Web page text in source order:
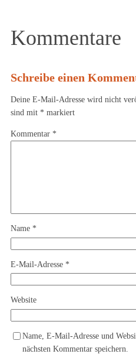
Kommentare
Schreibe einen
Deine E-Mail-Adresse wird nicht
sind mit * markiert
Kommentar *
Name *
E-Mail-Adresse *
Website
Name, E-Mail-Adresse und
nächsten Kommentar speichern.